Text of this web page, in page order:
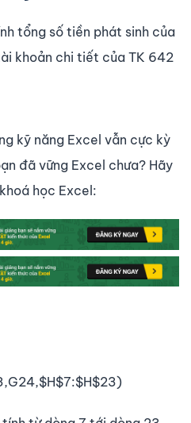
tổng số tiền phát sinh của
khoản chi tiết của TK 642
kỹ năng Excel vẫn cực kỳ
đã vững Excel chưa? Hãy
học Excel: